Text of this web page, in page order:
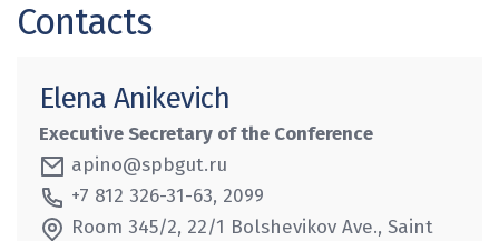
Contacts
Elena Anikevich
Executive Secretary of the Conference
apino@spbgut.ru
+7 812 326-31-63, 2099
Room 345/2, 22/1 Bolshevikov Ave., Saint